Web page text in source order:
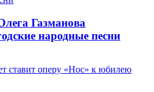
Газманова
народные песни